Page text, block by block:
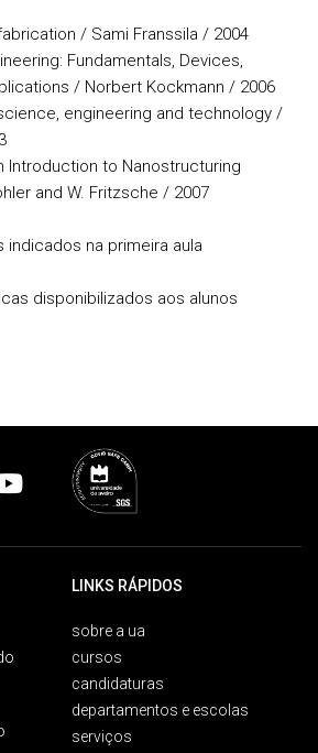
/ Sami Franssila / 2004
Fundamentals, Devices,
/ Norbert Kockmann / 2006
engineering and technology /
Introduction to Nanostructuring
and W. Fritzsche / 2007
indicados na primeira aula
disponibilizados aos alunos
LINKS RÁPIDOS
sobre a ua
cursos
candidaturas
departamentos e escolas
serviços